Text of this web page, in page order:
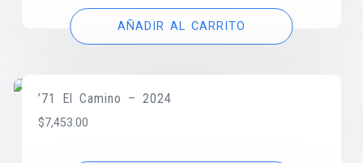
AÑADIR AL CARRITO
’71 El Camino – 2024
$7,453.00